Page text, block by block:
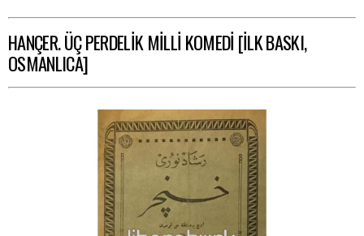
HANÇER. ÜÇ PERDELİK MİLLİ KOMEDİ [İLK BASKI,
OSMANLICA]